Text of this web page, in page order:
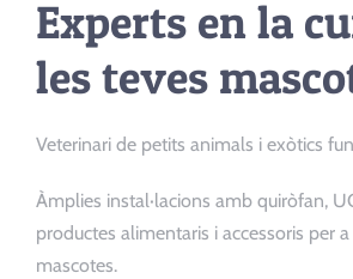
Experts en la
les teves
Veterinari de petits animals i exòtics
Àmplies instal·lacions amb quiròfan,
productes alimentaris i accessoris per
mascotes.